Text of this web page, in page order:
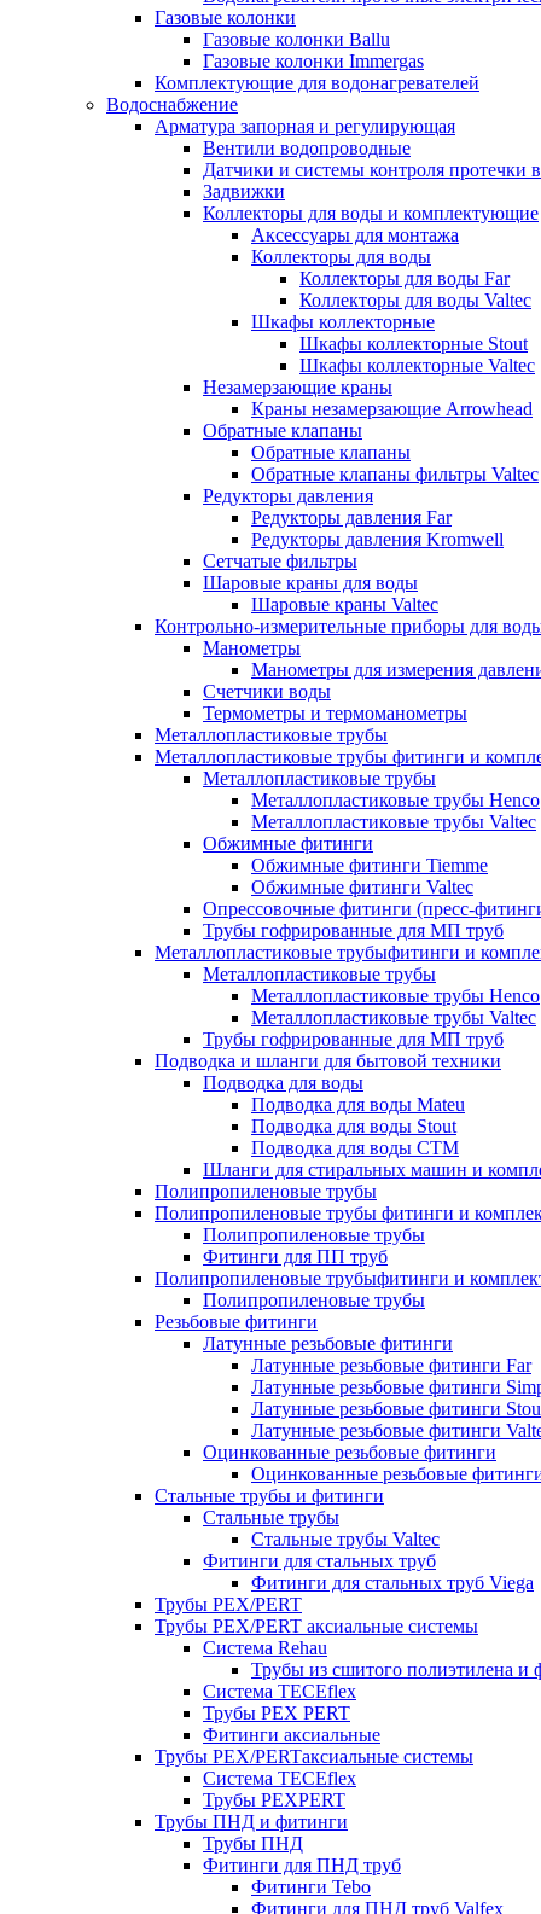
Газовые колонки
Газовые колонки Ballu
Газовые колонки Immergas
Комплектующие для водонагревателей
Водоснабжение
Арматура запорная и регулирующая
Вентили водопроводные
Датчики и системы контроля протечки
Задвижки
Коллекторы для воды и комплектующие
Аксессуары для монтажа
Коллекторы для воды
Коллекторы для воды Far
Коллекторы для воды Valtec
Шкафы коллекторные
Шкафы коллекторные Stout
Шкафы коллекторные Valtec
Незамерзающие краны
Краны незамерзающие Arrowhead
Обратные клапаны
Обратные клапаны
Обратные клапаны фильтры Valtec
Редукторы давления
Редукторы давления Far
Редукторы давления Kromwell
Сетчатые фильтры
Шаровые краны для воды
Шаровые краны Valtec
Контрольно-измерительные приборы для
Манометры
Манометры для измерения
Счетчики воды
Термометры и термоманометры
Металлопластиковые трубы
Металлопластиковые трубы фитинги и
Металлопластиковые трубы
Металлопластиковые трубы Henco
Металлопластиковые трубы Valtec
Обжимные фитинги
Обжимные фитинги Tiemme
Обжимные фитинги Valtec
Опрессовочные фитинги (пресс-
Трубы гофрированные для МП труб
Металлопластиковые трубыфитинги и
Металлопластиковые трубы
Металлопластиковые трубы Henco
Металлопластиковые трубы Valtec
Трубы гофрированные для МП труб
Подводка и шланги для бытовой техники
Подводка для воды
Подводка для воды Mateu
Подводка для воды Stout
Подводка для воды СТМ
Шланги для стиральных машин и
Полипропиленовые трубы
Полипропиленовые трубы фитинги и
Полипропиленовые трубы
Фитинги для ПП труб
Полипропиленовые трубыфитинги и
Полипропиленовые трубы
Резьбовые фитинги
Латунные резьбовые фитинги
Латунные резьбовые фитинги Far
Латунные резьбовые фитинги
Латунные резьбовые фитинги
Латунные резьбовые фитинги
Оцинкованные резьбовые фитинги
Оцинкованные резьбовые
Стальные трубы и фитинги
Стальные трубы
Стальные трубы Valtec
Фитинги для стальных труб
Фитинги для стальных труб Viega
Трубы PEX/PERT
Трубы PEX/PERT аксиальные системы
Система Rehau
Трубы из сшитого полиэтилена и
Система TECEflex
Трубы PEX PERT
Фитинги аксиальные
Трубы PEX/PERTаксиальные системы
Система TECEflex
Трубы PEXPERT
Трубы ПНД и фитинги
Трубы ПНД
Фитинги для ПНД труб
Фитинги Tebo
Фитинги для ПНД труб Valfex